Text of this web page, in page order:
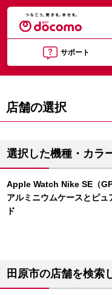
サポート
店舗の選択
選択した機種・カラ
Apple Watch Nike SE（
アルミニウムケースとピ
ド
田原市の店舗を検索